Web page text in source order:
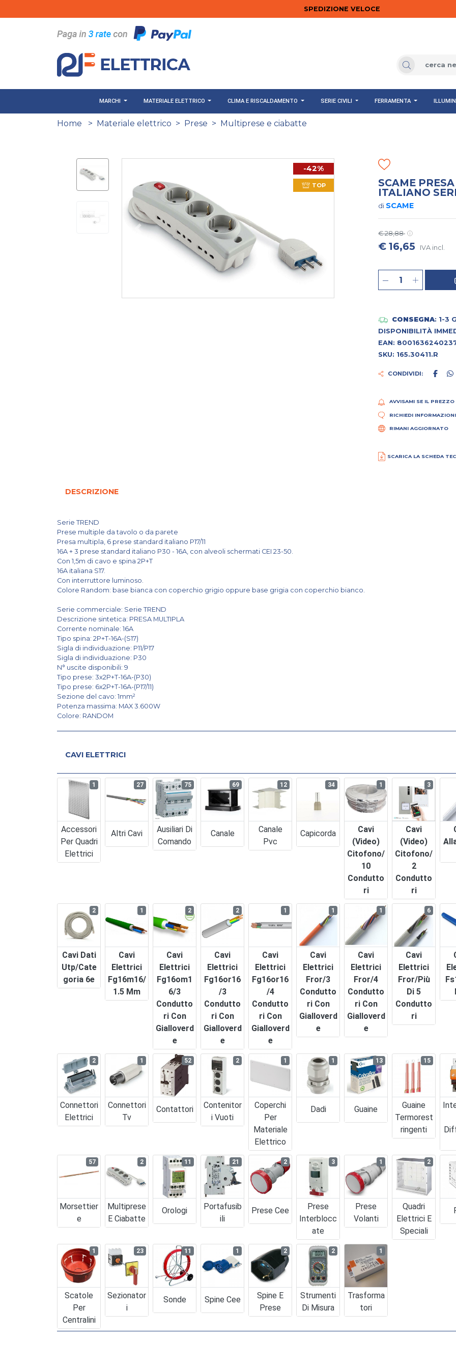
SPEDIZIONE VELOCE
MARCHI MATERIALE ELETTRICO CLIMA E RISCALDAMENTO SERIE CIVILI FERRAMENTA
Home > Materiale elettrico > Prese > Multiprese e ciabatte
-42%
TOP SCAME
ITALIANO
di SCAME
€ 28,88
€ 16,65 IVA incl.
CONSEGNA: 1-3
DISPONIBILITÀ
EAN:
SKU: 165.30411.R
CONDIVIDI:
AVVISAMI SE IL PREZZO
RICHIEDI INFORMAZIONI
RIMANI AGGIORNATO
SCARICA LA SCHEDA
DESCRIZIONE
Serie TREND
Prese multiple da tavolo o da parete
Presa multipla, 6 prese standard italiano P17/11
16A + 3 prese standard italiano P30 - 16A, con alveoli schermati CEI 23-50.
Con 1,5m di cavo e spina 2P+T
16A italiana S17.
Con interruttore luminoso.
Colore Random: base bianca con coperchio grigio oppure base grigia con coperchio bianco.
Serie commerciale: Serie TREND
Descrizione sintetica: PRESA MULTIPLA
Corrente nominale: 16A
Tipo spina: 2P+T-16A-(S17)
Sigla di individuazione: P11/P17
Sigla di individuazione: P30
N° uscite disponibili: 9
Tipo prese: 3x2P+T-16A-(P30)
Tipo prese: 6x2P+T-16A-(P17/11)
Sezione del cavo: 1mm²
Potenza massima: MAX 3.600W
Colore: RANDOM
CAVI ELETTRICI
Accessori
Per Quadri
Elettrici
1
Altri Cavi
27
Ausiliari Di
Comando
75
Canale
69
Canale
Pvc
12
Capicorda
34
Cavi
(video)
Citofono/
10
Condutto
Ri
1
Cavi
(video)
Citofono/
2
Condutto
Ri
3
Cavi Dati
Utp/cate
Goria 6e
2
Cavi
Elettrici
Fg16m16/
1.5 Mm
1
Cavi
Elettrici
Fg16om1
6/3
Condutto
Ri Con
Gialloverd
E
2
Cavi
Elettrici
Fg16or16
/3
Condutto
Ri Con
Gialloverd
E
2
Cavi
Elettrici
Fg16or16
/4
Condutto
Ri Con
Gialloverd
E
1
Cavi
Elettrici
Fror/3
Condutto
Ri Con
Gialloverd
E
1
Cavi
Elettrici
Fror/4
Condutto
Ri Con
Gialloverd
E
1
Cavi
Elettrici
Fror/più
Di 5
Condutto
Ri
6
Connettori
Elettrici
2
Connettori
Tv
1
Contattori
52
Contenitor
I Vuoti
2
Coperchi
Per
Materiale
Elettrico
1
Dadi
1
Guaine
13
Guaine
Termorest
Ringenti
15
Morsettier
E
57
Multiprese
E Ciabatte
2
Orologi
11
Portafusib
Ili
21
Prese Cee
2
Prese
Interblocc
Ate
3
Prese
Volanti
1
Quadri
Elettrici E
Speciali
2
Scatole
Per
Centralini
1
Sezionator
I
23
Sonde
11
Spine Cee
1
Spine E
Prese
2
Strumenti
Di Misura
2
Trasforma
Tori
1